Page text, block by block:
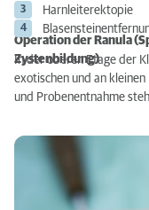
Harnleiterektopie
Operation der Ranula
Zystenbildung)
In der oberen Etage der
exotischen und an
und Probenentnahme